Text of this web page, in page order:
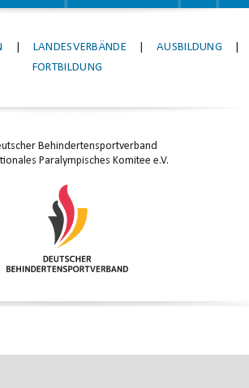
LANDESVERBÄNDE AUSBILDUNG
FORTBILDUNG
Behindertensportverband
Paralympisches Komitee e.V.
EINSTELLUNGEN